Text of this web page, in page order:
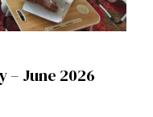
– June 2026